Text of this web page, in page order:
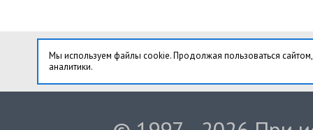
Мы используем файлы cookie. Продолжая пользоваться
аналитики.